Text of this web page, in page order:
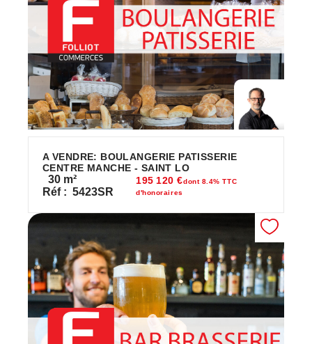
A VENDRE: BOULANGERIE PATISSERIE
CENTRE MANCHE - SAINT LO
30 m²
Réf : 5423SR
195 120 €dont 8.4% TTC
d'honoraires